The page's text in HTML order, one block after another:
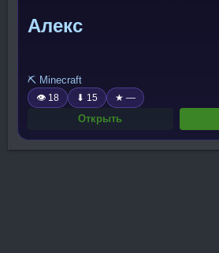
Алекс
⛏️ Minecraft
👁 18 ⬇ 15 ★ —
Открыть